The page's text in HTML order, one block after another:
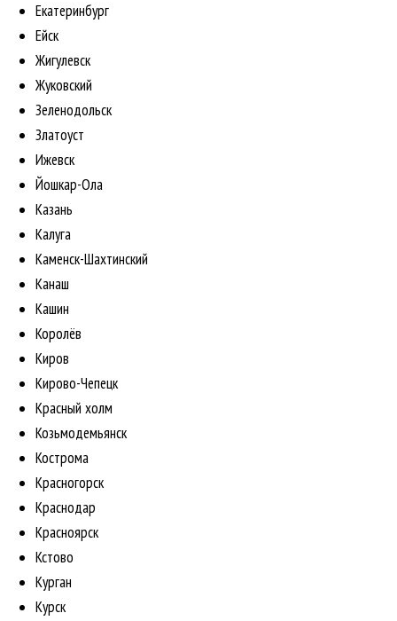
Екатеринбург
Ейск
Жигулевск
Жуковский
Зеленодольск
Златоуст
Ижевск
Йошкар-Ола
Казань
Калуга
Каменск-Шахтинский
Канаш
Кашин
Королёв
Киров
Кирово-Чепецк
Красный холм
Козьмодемьянск
Кострома
Красногорск
Краснодар
Красноярск
Кстово
Курган
Курск